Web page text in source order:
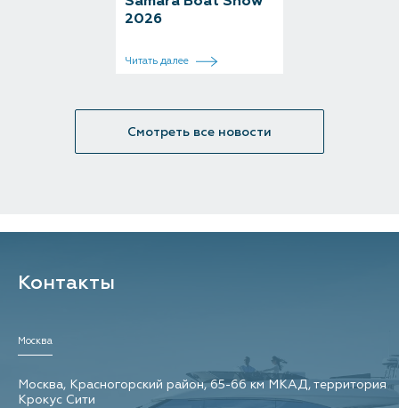
2026
Читать далее
Смотреть все новости
Контакты
Москва
Москва, Красногорский район, 65-66 км МКАД, территория
Крокус Сити